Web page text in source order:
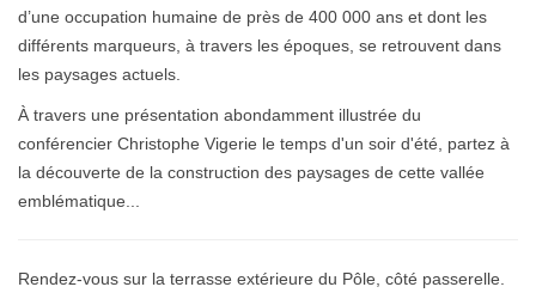
d’une occupation humaine de près de 400 000 ans et dont les
différents marqueurs, à travers les époques, se retrouvent dans
les paysages actuels.
À travers une présentation abondamment illustrée du
conférencier Christophe Vigerie le temps d'un soir d'été, partez à
la découverte de la construction des paysages de cette vallée
emblématique...
Rendez-vous sur la terrasse extérieure du Pôle, côté passerelle.